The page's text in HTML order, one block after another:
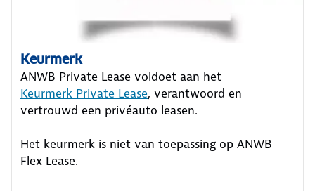
Keurmerk
ANWB Private Lease voldoet aan het
Keurmerk Private Lease, verantwoord en
vertrouwd een privéauto leasen.
Het keurmerk is niet van toepassing op ANWB
Flex Lease.